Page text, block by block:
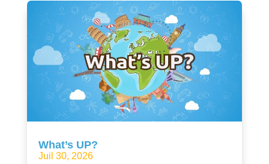
What’s UP?
Juil 30, 2026